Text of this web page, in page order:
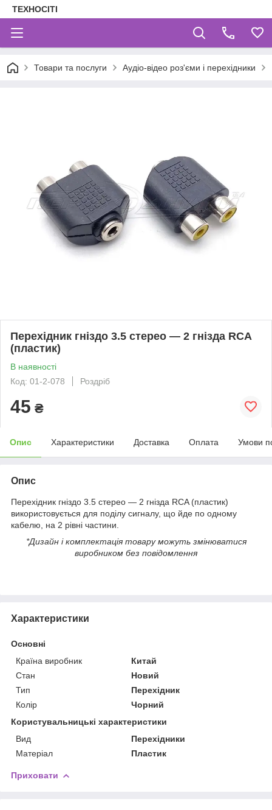
ТЕХНОСІТІ
Товари та послуги Аудіо-відео роз'єми і перехідники
Перехідник гніздо 3.5 стерео — 2 гнізда RCA
(пластик)
В наявності
Код: 01-2-078
Роздріб
45 ₴
Опис Характеристики Доставка Оплата Умови
Опис
Перехідник гніздо 3.5 стерео — 2 гнізда RCA (пластик)
використовується для поділу сигналу, що йде по одному
кабелю, на 2 рівні частини.
*Дизайн і комплектація товару можуть змінюватися
виробником без повідомлення
Характеристики
Основні
Країна виробник
Китай
Стан
Новий
Тип
Перехідник
Колір
Чорний
Користувальницькі характеристики
Вид
Перехідники
Матеріал
Пластик
Приховати